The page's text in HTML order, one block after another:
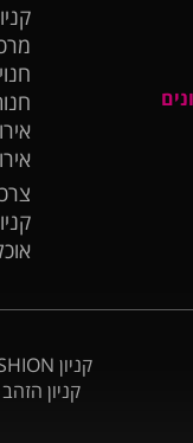
קניון BIG FASHION אשדוד
קניון הזהב